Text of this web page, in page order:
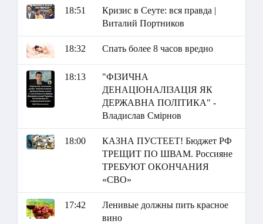
18:51
Кризис в Сеуте: вся правда |
Виталий Портников
18:32 Спать более 8 часов вредно
18:13
"ФІЗИЧНА
ДЕНАЦІОНАЛІЗАЦІЯ ЯК
ДЕРЖАВНА ПОЛІТИКА" -
Владислав Смірнов
18:00
КАЗНА ПУСТЕЕТ! Бюджет РФ
ТРЕЩИТ ПО ШВАМ. Россияне
ТРЕБУЮТ ОКОНЧАНИЯ
«СВО»
17:42
Ленивые должны пить красное
вино